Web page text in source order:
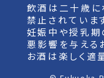
飲酒は二十歳に
禁止されていま
妊娠中や授乳期
悪影響を与える
お酒は楽しく適